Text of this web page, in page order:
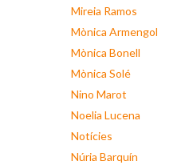
Mireia Ramos
Mònica Armengol
Mònica Bonell
Mònica Solé
Nino Marot
Noelia Lucena
Notícies
Núria Barquín